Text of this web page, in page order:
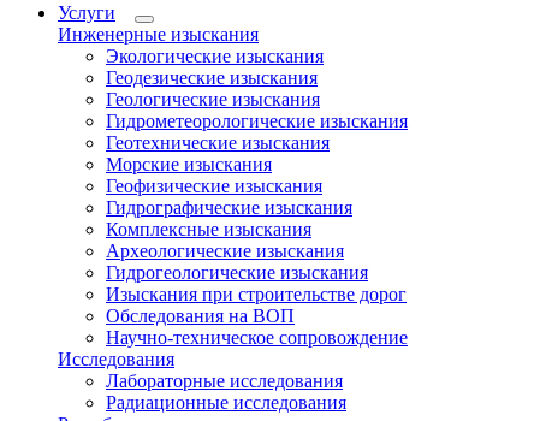
Услуги
Инженерные изыскания
Экологические изыскания
Геодезические изыскания
Геологические изыскания
Гидрометеорологические изыскания
Геотехнические изыскания
Морские изыскания
Геофизические изыскания
Гидрографические изыскания
Комплексные изыскания
Археологические изыскания
Гидрогеологические изыскания
Изыскания при строительстве дорог
Обследования на ВОП
Научно-техническое сопровождение
Исследования
Лабораторные исследования
Радиационные исследования